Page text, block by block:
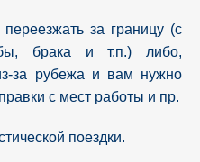
за границу (с
брака и т.п.) либо,
за рубежа и вам нужно
с мест работы и пр.
поездки.